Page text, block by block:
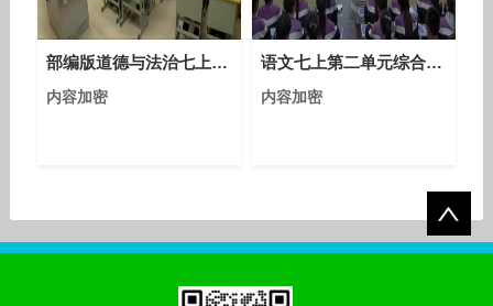
部编版道德与法治七上1.2《少年有梦》课堂教学视频实录-汪敏娟
内容加密
语文七上第二单元综合性学习《有朋自远方来》
内容加密